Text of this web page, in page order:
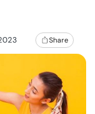
Share